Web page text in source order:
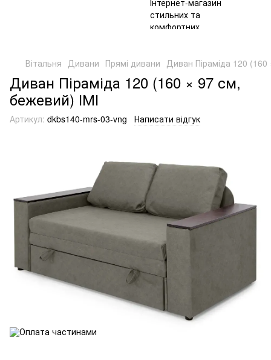
Вітальня Дивани Прямі дивани Диван Піраміда 120
Диван Піраміда 120 (160 × 97 см,
бежевий) ІМІ
Артикул: dkbs140-mrs-03-vng Написати відгук